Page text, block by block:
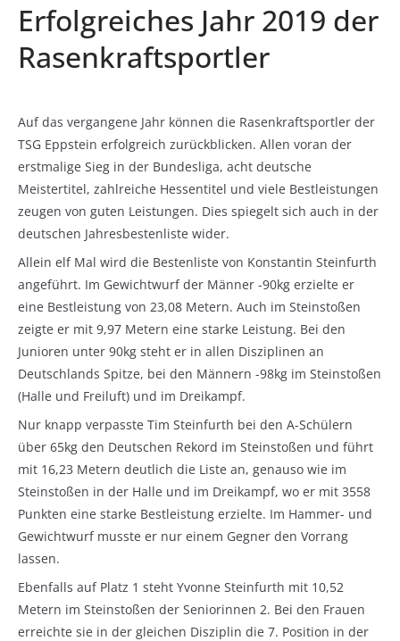
Erfolgreiches Jahr 2019 der
Rasenkraftsportler
Auf das vergangene Jahr können die Rasenkraftsportler der
TSG Eppstein erfolgreich zurückblicken. Allen voran der
erstmalige Sieg in der Bundesliga, acht deutsche
Meistertitel, zahlreiche Hessentitel und viele Bestleistungen
zeugen von guten Leistungen. Dies spiegelt sich auch in der
deutschen Jahresbestenliste wider.
Allein elf Mal wird die Bestenliste von Konstantin Steinfurth
angeführt. Im Gewichtwurf der Männer -90kg erzielte er
eine Bestleistung von 23,08 Metern. Auch im Steinstoßen
zeigte er mit 9,97 Metern eine starke Leistung. Bei den
Junioren unter 90kg steht er in allen Disziplinen an
Deutschlands Spitze, bei den Männern -98kg im Steinstoßen
(Halle und Freiluft) und im Dreikampf.
Nur knapp verpasste Tim Steinfurth bei den A-Schülern
über 65kg den Deutschen Rekord im Steinstoßen und führt
mit 16,23 Metern deutlich die Liste an, genauso wie im
Steinstoßen in der Halle und im Dreikampf, wo er mit 3558
Punkten eine starke Bestleistung erzielte. Im Hammer- und
Gewichtwurf musste er nur einem Gegner den Vorrang
lassen.
Ebenfalls auf Platz 1 steht Yvonne Steinfurth mit 10,52
Metern im Steinstoßen der Seniorinnen 2. Bei den Frauen
erreichte sie in der gleichen Disziplin die 7. Position in der